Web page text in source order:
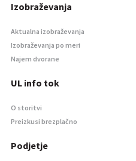
Izobraževanja
Aktualna izobraževanja
Izobraževanja po meri
Najem dvorane
UL info tok
O storitvi
Preizkusi brezplačno
Podjetje